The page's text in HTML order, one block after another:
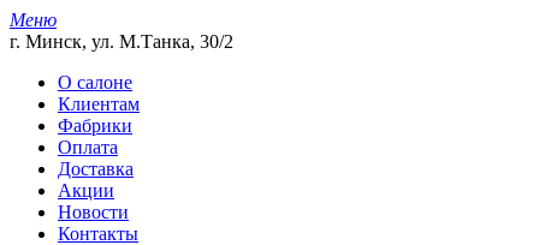
Меню
г. Минск, ул. М.Танка, 30/2
О салоне
Клиентам
Фабрики
Оплата
Доставка
Акции
Новости
Контакты